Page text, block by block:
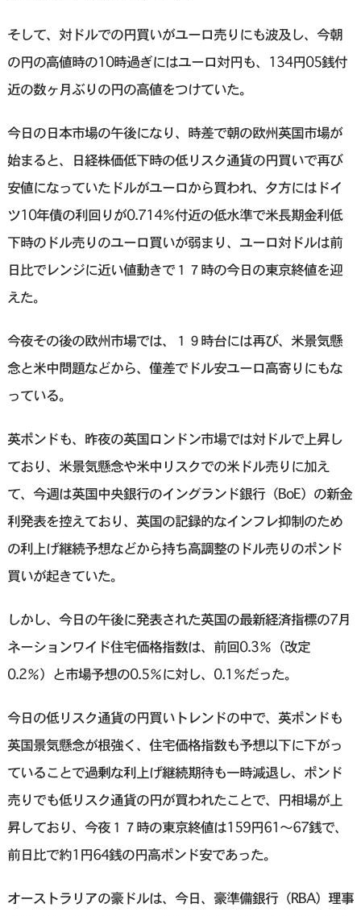
そして、対ドルでの円買いがユーロ売りにも波及し、今朝
の円の高値時の10時過ぎにはユーロ対円も、134円05銭付
近の数ヶ月ぶりの円の高値をつけていた。
今日の日本市場の午後になり、時差で朝の欧州英国市場が
始まると、日経株価低下時の低リスク通貨の円買いで再び
安値になっていたドルがユーロから買われ、夕方にはドイ
ツ10年債の利回りが0.714％付近の低水準で米長期金利低
下時のドル売りのユーロ買いが弱まり、ユーロ対ドルは前
日比でレンジに近い値動きで１７時の今日の東京終値を迎
えた。
今夜その後の欧州市場では、１９時台には再び、米景気懸
念と米中問題などから、僅差でドル安ユーロ高寄りにもな
っている。
英ポンドも、昨夜の英国ロンドン市場では対ドルで上昇し
ており、米景気懸念や米中リスクでの米ドル売りに加え
て、今週は英国中央銀行のイングランド銀行（BoE）の新金
利発表を控えており、英国の記録的なインフレ抑制のため
の利上げ継続予想などから持ち高調整のドル売りのポンド
買いが起きていた。
しかし、今日の午後に発表された英国の最新経済指標の7月
ネーションワイド住宅価格指数は、前回0.3％（改定
0.2％）と市場予想の0.5％に対し、0.1％だった。
今日の低リスク通貨の円買いトレンドの中で、英ポンドも
英国景気懸念が根強く、住宅価格指数も予想以下に下がっ
ていることで過剰な利上げ継続期待も一時減退し、ポンド
売りでも低リスク通貨の円が買われたことで、円相場が上
昇しており、今夜１７時の東京終値は159円61〜67銭で、
前日比で約1円64銭の円高ポンド安であった。
オーストラリアの豪ドルは、今日、豪準備銀行（RBA）理事